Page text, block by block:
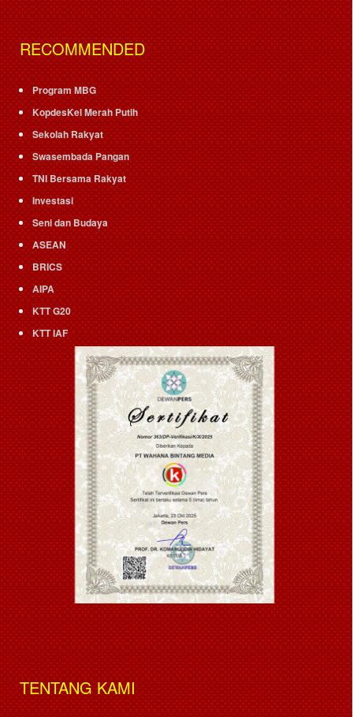
RECOMMENDED
Program MBG
KopdesKel Merah Putih
Sekolah Rakyat
Swasembada Pangan
TNI Bersama Rakyat
Investasi
Seni dan Budaya
ASEAN
BRICS
AIPA
KTT G20
KTT IAF
TENTANG KAMI